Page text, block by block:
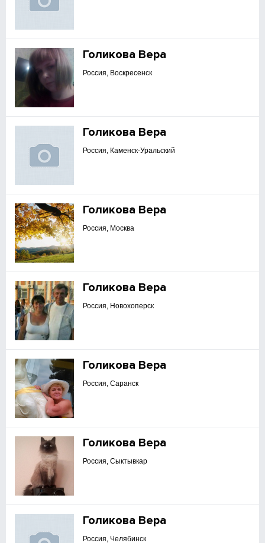
Голикова Вера
Россия, Воскресенск
Голикова Вера
Россия, Каменск-Уральский
Голикова Вера
Россия, Москва
Голикова Вера
Россия, Новохоперск
Голикова Вера
Россия, Саранск
Голикова Вера
Россия, Сыктывкар
Голикова Вера
Россия, Челябинск